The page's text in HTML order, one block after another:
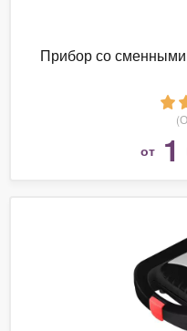
Прибор со
от